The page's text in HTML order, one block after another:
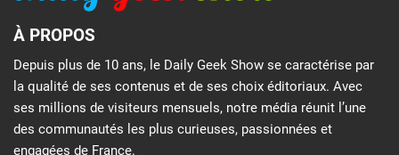
À PROPOS
Depuis plus de 10 ans, le Daily Geek Show se caractérise par
la qualité de ses contenus et de ses choix éditoriaux. Avec
ses millions de visiteurs mensuels, notre média réunit l’une
des communautés les plus curieuses, passionnées et
engagées de France.